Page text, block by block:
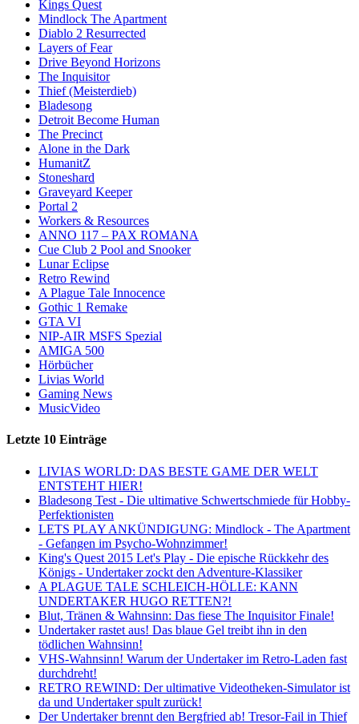
Kings Quest
Mindlock The Apartment
Diablo 2 Resurrected
Layers of Fear
Drive Beyond Horizons
The Inquisitor
Thief (Meisterdieb)
Bladesong
Detroit Become Human
The Precinct
Alone in the Dark
HumanitZ
Stoneshard
Graveyard Keeper
Portal 2
Workers & Resources
ANNO 117 – PAX ROMANA
Cue Club 2 Pool and Snooker
Lunar Eclipse
Retro Rewind
A Plague Tale Innocence
Gothic 1 Remake
GTA VI
NIP-AIR MSFS Spezial
AMIGA 500
Hörbücher
Livias World
Gaming News
MusicVideo
Letzte 10 Einträge
LIVIAS WORLD: DAS BESTE GAME DER WELT
ENTSTEHT HIER!
Bladesong Test - Die ultimative Schwertschmiede für Hobby-
Perfektionisten
LETS PLAY ANKÜNDIGUNG: Mindlock - The Apartment
- Gefangen im Psycho-Wohnzimmer!
King's Quest 2015 Let's Play - Die epische Rückkehr des
Königs - Undertaker zockt den Adventure-Klassiker
A PLAGUE TALE SCHLEICH-HÖLLE: KANN
UNDERTAKER HUGO RETTEN?!
Blut, Tränen & Wahnsinn: Das fiese The Inquisitor Finale!
Undertaker rastet aus! Das blaue Gel treibt ihn in den
tödlichen Wahnsinn!
VHS-Wahnsinn! Warum der Undertaker im Retro-Laden fast
durchdreht!
RETRO REWIND: Der ultimative Videotheken-Simulator ist
da und Undertaker spult zurück!
Der Undertaker brennt den Bergfried ab! Tresor-Fail in Thief